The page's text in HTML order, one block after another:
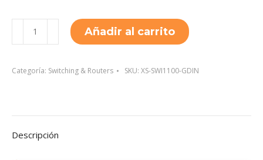
SWI1100-
cantidad
Añadir al carrito
Categoría: Switching & Routers SKU: XS-SWI1100-GDIN
Descripción